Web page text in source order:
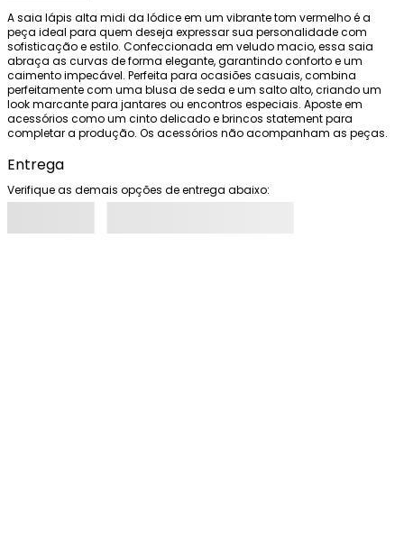
A saia lápis alta midi da Iódice em um vibrante tom vermelho é a
peça ideal para quem deseja expressar sua personalidade com
sofisticação e estilo. Confeccionada em veludo macio, essa saia
abraça as curvas de forma elegante, garantindo conforto e um
caimento impecável. Perfeita para ocasiões casuais, combina
perfeitamente com uma blusa de seda e um salto alto, criando um
look marcante para jantares ou encontros especiais. Aposte em
acessórios como um cinto delicado e brincos statement para
completar a produção. Os acessórios não acompanham as peças.
Entrega
Verifique as demais opções de entrega abaixo: